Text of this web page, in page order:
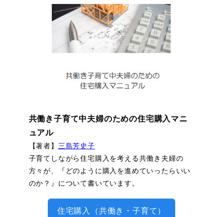
共働き子育て中夫婦のための住宅購入マニ
ュアル
【著者】 三島芳史子
子育てしながら住宅購入を考える共働き夫婦の
方々が、『どのように購入を進めていったらいい
のか？』について書いています。
住宅購入（共働き・子育て）